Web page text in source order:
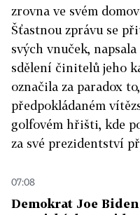
zrovna ve svém
Šťastnou zprávu se
svých vnuček,
sdělení činitelů jeho
označila za paradox
předpokládaném
golfovém hřišti, kde
za své prezidentství
07:08
Demokrat Joe